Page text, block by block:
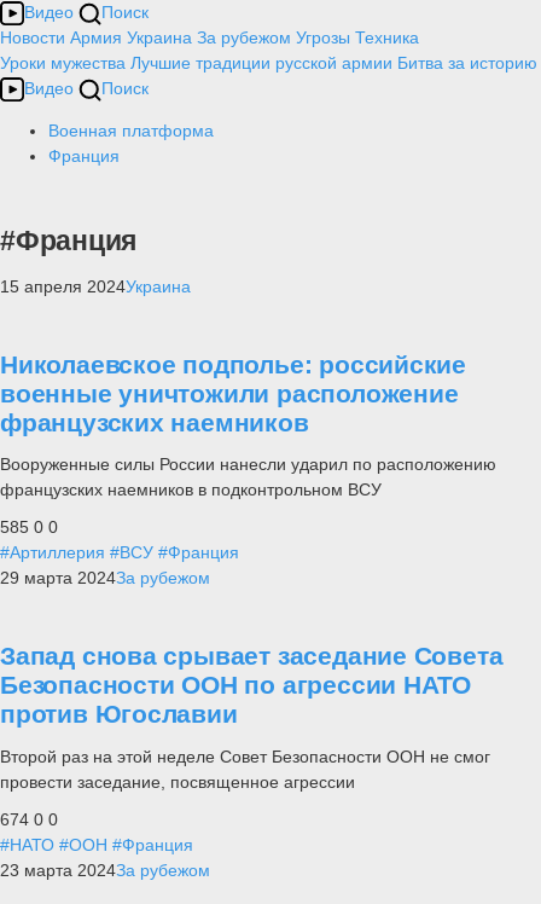
Видео
Поиск
Новости Армия Украина За рубежом Угрозы Техника
Уроки мужества Лучшие традиции русской армии Битва за историю
Видео
Поиск
Военная платформа
Франция
#Франция
15 апреля 2024Украина
Николаевское подполье: российские
военные уничтожили расположение
французских наемников
Вооруженные силы России нанесли ударил по расположению
французских наемников в подконтрольном ВСУ
585 0 0
#Артиллерия #ВСУ #Франция
29 марта 2024За рубежом
Запад снова срывает заседание Совета
Безопасности ООН по агрессии НАТО
против Югославии
Второй раз на этой неделе Совет Безопасности ООН не смог
провести заседание, посвященное агрессии
674 0 0
#НАТО #ООН #Франция
23 марта 2024За рубежом